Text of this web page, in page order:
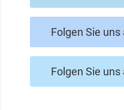
Folgen Sie
Folgen Sie